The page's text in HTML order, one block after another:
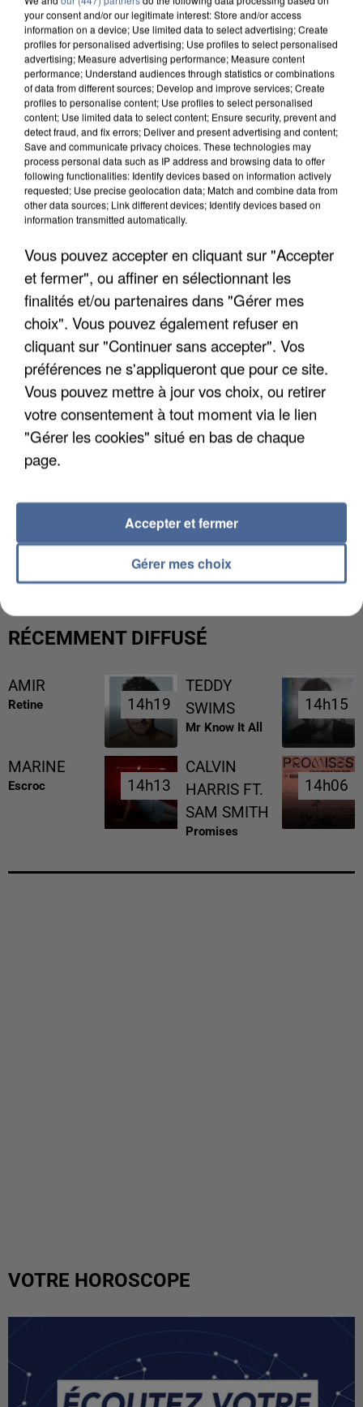
APRÈS TOUTES CES CANICULES, LES REFUGES
L’UN DES FONDATEURS SUPPOSÉS DE LA DZ
MAFIA INTERPELLÉ EN ALGÉRIE
RÉCEMMENT DIFFUSÉ
AMIR
Retine 14h19
14h19
TEDDY
SWIMS
Mr Know It All
14h15
14h15
MARINE
Escroc 14h13
14h13
CALVIN
HARRIS FT.
SAM SMITH
Promises
14h06
14h06
VOTRE HOROSCOPE
your consent and/or our legitimate interest: Store and/or access
information on a device; Use limited data to select advertising; Create
profiles for personalised advertising; Use profiles to select personalised
advertising; Measure advertising performance; Measure content
performance; Understand audiences through statistics or combinations
of data from different sources; Develop and improve services; Create
profiles to personalise content; Use profiles to select personalised
content; Use limited data to select content; Ensure security, prevent and
detect fraud, and fix errors; Deliver and present advertising and content;
Save and communicate privacy choices. These technologies may
process personal data such as IP address and browsing data to offer
following functionalities: Identify devices based on information actively
requested; Use precise geolocation data; Match and combine data from
other data sources; Link different devices; Identify devices based on
information transmitted automatically.
Vous pouvez accepter en cliquant sur "Accepter
et fermer", ou affiner en sélectionnant les
finalités et/ou partenaires dans "Gérer mes
choix". Vous pouvez également refuser en
cliquant sur "Continuer sans accepter". Vos
préférences ne s'appliqueront que pour ce site.
Vous pouvez mettre à jour vos choix, ou retirer
votre consentement à tout moment via le lien
"Gérer les cookies" situé en bas de chaque
page.
Gérer mes choix
Accepter et fermer